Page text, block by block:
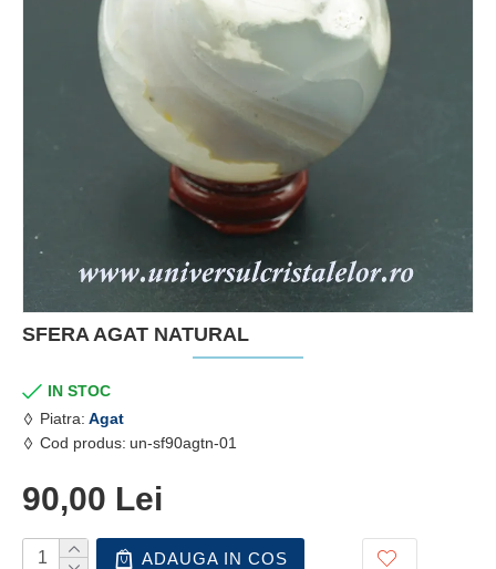
SFERA AGAT NATURAL
IN STOC
Piatra: Agat
Cod produs: un-sf90agtn-01
90,00 Lei
ADAUGA IN COS